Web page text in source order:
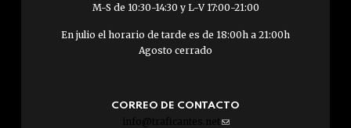
M-S de 10:30-14:30 y L-V 17:00-21:00
En julio el horario de tarde es de 18:00h a 21:00h
Agosto cerrado
CORREO DE CONTACTO
info@traficantes.net (link